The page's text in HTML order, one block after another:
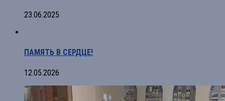
23.06.2025
ПАМЯТЬ В СЕРДЦЕ!
12.05.2026